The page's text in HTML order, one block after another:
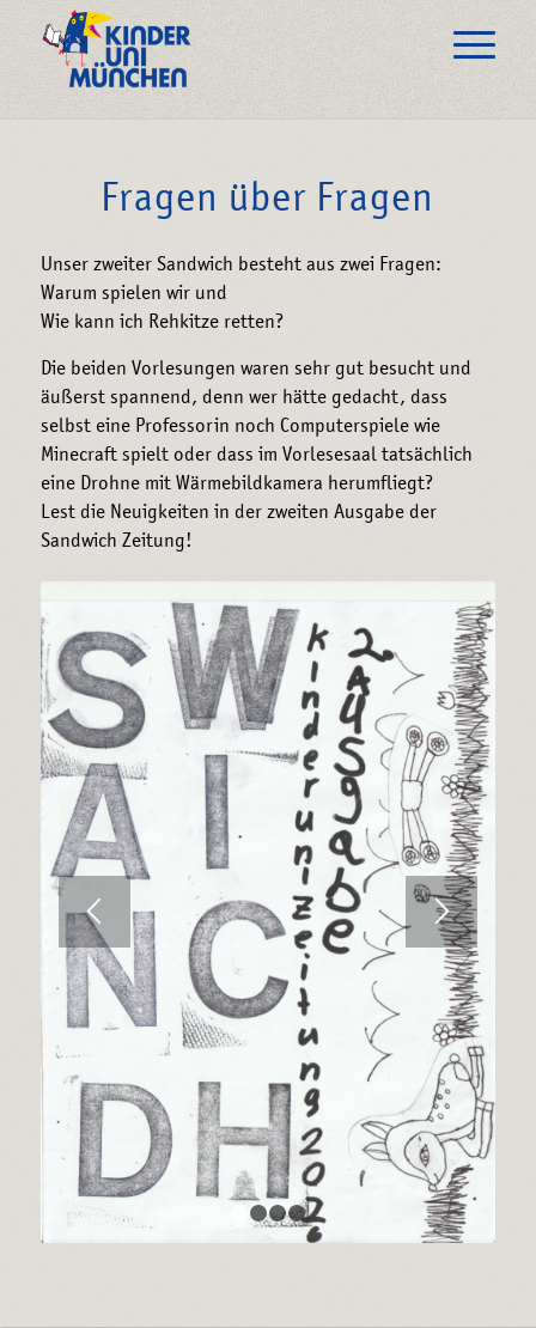
Fragen über Fragen
Unser zweiter Sandwich besteht aus zwei Fragen:
Warum spielen wir und
Wie kann ich Rehkitze retten?
Die beiden Vorlesungen waren sehr gut besucht und
äußerst spannend, denn wer hätte gedacht, dass
selbst eine Professorin noch Computerspiele wie
Minecraft spielt oder dass im Vorlesesaal tatsächlich
eine Drohne mit Wärmebildkamera herumfliegt?
Lest die Neuigkeiten in der zweiten Ausgabe der
Sandwich Zeitung!
4